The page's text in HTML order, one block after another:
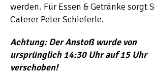
werden. Für Essen & Getränke sorgt
Caterer Peter Schieferle.
Achtung: Der Anstoß wurde von
ursprünglich 14:30 Uhr auf 15 Uhr
verschoben!